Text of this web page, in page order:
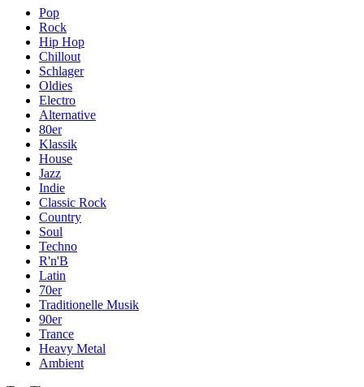
Pop
Rock
Hip Hop
Chillout
Schlager
Oldies
Electro
Alternative
80er
Klassik
House
Jazz
Indie
Classic Rock
Country
Soul
Techno
R'n'B
Latin
70er
Traditionelle Musik
90er
Trance
Heavy Metal
Ambient